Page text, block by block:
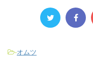
-オムツ